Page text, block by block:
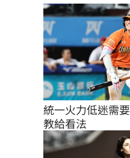
統一火力低迷需
教給看法